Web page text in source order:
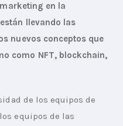
en la
llevando las
nuevos conceptos que
como NFT, blockchain,
de los equipos de
equipos de las